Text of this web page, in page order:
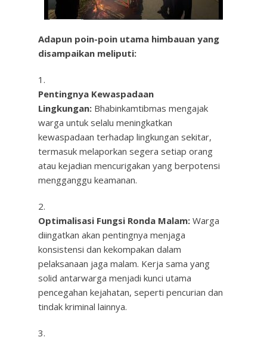
Adapun poin-poin utama himbauan yang
disampaikan meliputi:
Pentingnya Kewaspadaan
Lingkungan: Bhabinkamtibmas mengajak
warga untuk selalu meningkatkan
kewaspadaan terhadap lingkungan sekitar,
termasuk melaporkan segera setiap orang
atau kejadian mencurigakan yang berpotensi
mengganggu keamanan.
Optimalisasi Fungsi Ronda Malam: Warga
diingatkan akan pentingnya menjaga
konsistensi dan kekompakan dalam
pelaksanaan jaga malam. Kerja sama yang
solid antarwarga menjadi kunci utama
pencegahan kejahatan, seperti pencurian dan
tindak kriminal lainnya.